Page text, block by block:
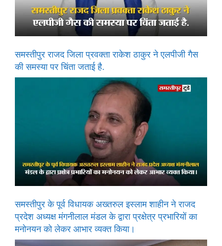
समस्तीपुर राजद जिला प्रवक्ता राकेश ठाकुर ने एलपीजी गैस
की समस्या पर चिंता जताई है.
समस्तीपुर के पूर्व विधायक अख्तरुल इस्लाम शाहीन ने राजद
प्रदेश अध्यक्ष मंगनीलाल मंडल के द्वारा प्रक्षेत्र प्रभारियों का
मनोनयन को लेकर आभार व्यक्त किया।